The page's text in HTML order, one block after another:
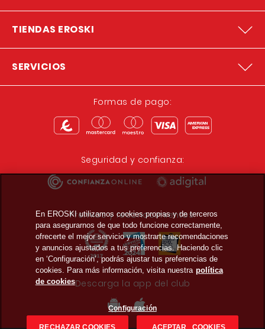
TIENDAS EROSKI
SERVICIOS
Formas de pago:
Seguridad y confianza:
Premios y reconocimientos:
Descarga la app del club
En EROSKI utilizamos cookies propias y de terceros
para asegurarnos de que todo funcione correctamente,
ofrecerte el mejor servicio y mostrarte recomendaciones
y anuncios ajustados a tus preferencias. Haciendo clic
en ‘Configuración’, podrás ajustar tus preferencias de
cookies. Para más información, visita nuestra política
de cookies
Configuración
RECHAZAR COOKIES ACEPTAR COOKIES